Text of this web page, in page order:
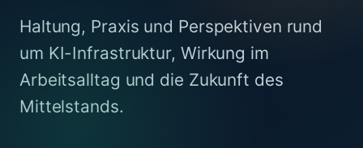
Haltung, Praxis und Perspektiven rund
um KI-Infrastruktur, Wirkung im
Arbeitsalltag und die Zukunft des
Mittelstands.